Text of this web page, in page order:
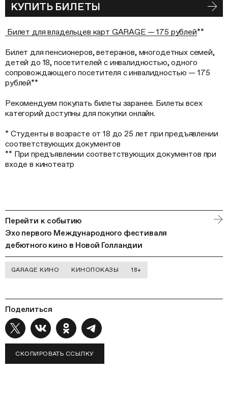
КУПИТЬ БИЛЕТЫ
Билет для владельцев карт GARAGE — 175 рублей**
Билет для пенсионеров, ветеранов, многодетных семей,
детей до 18, посетителей с инвалидностью, одного
сопровождающего посетителя с инвалидностью — 175
рублей**
Рекомендуем покупать билеты заранее. Билеты всех
категорий доступны для покупки онлайн.
* Студенты в возрасте от 18 до 25 лет при предъявлении
соответствующих документов
** При предъявлении соответствующих документов при
входе в кинотеатр
Перейти к событию
Эхо первого Международного фестиваля
дебютного кино в Новой Голландии
GARAGE КИНО КИНОПОКАЗЫ 18+
Поделиться
СКОПИРОВАТЬ ССЫЛКУ